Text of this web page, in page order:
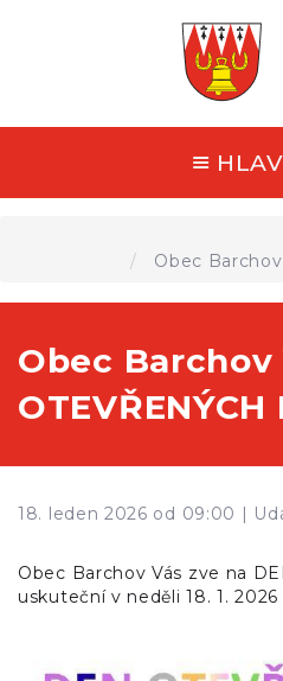
Obec
Obec Barchov
OTEVŘENÝCH
18. leden 2026 od 09:00 |
Obec Barchov Vás zve na
uskuteční v neděli 18. 1.